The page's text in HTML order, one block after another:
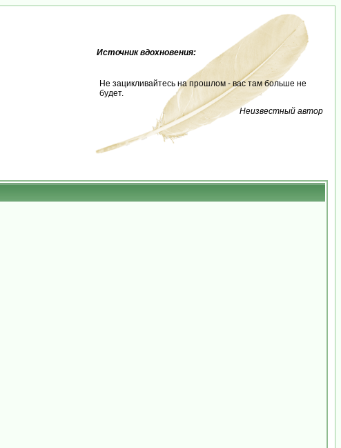
Источник вдохновения:
Не зацикливайтесь на прошлом - вас там больше не
будет.
Неизвестный автор